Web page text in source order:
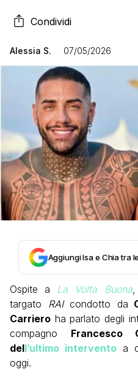
Condividi
Alessia S. 07/05/2026
Aggiungi Isa e Chia tra
Ospite a La Volta Buona,
targato
RAIcondotto da
Carriero ha parlato degli
compagno Francesco
dell’ultimo intervento a
oggi.